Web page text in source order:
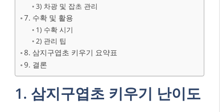
3) 차광 및 잡초 관리
7. 수확 및 활용
1) 수확 시기
2) 관리 팁
8. 삼지구엽초 키우기 요약표
9. 결론
1. 삼지구엽초 키우기 난이도